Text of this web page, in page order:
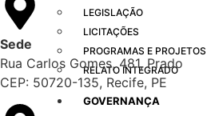
LEGISLAÇÃO
LICITAÇÕES
PROGRAMAS E PROJETOS
RELATO INTEGRADO
GOVERNANÇA
Sede
Rua Carlos Gomes, 481, Prado
CEP: 50720-135, Recife, PE